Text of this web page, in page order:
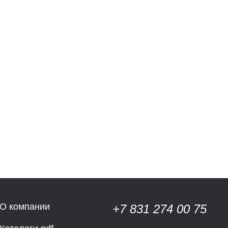
О компании
+7 831 274 00 75